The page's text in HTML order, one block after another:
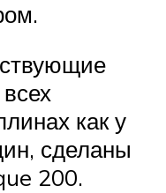
как у
сделаны
200.